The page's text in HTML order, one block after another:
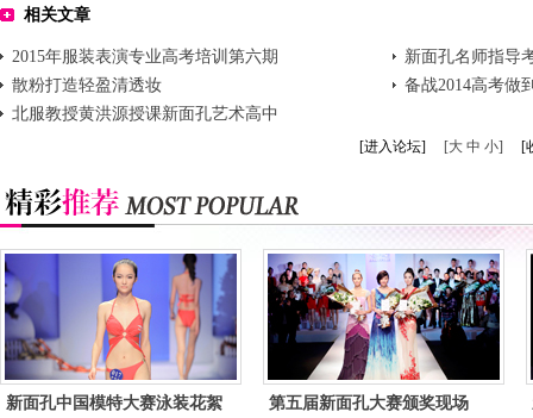
相关文章
2015年服装表演专业高考培训第六期
新面孔名师指导
散粉打造轻盈清透妆
备战2014高考做
北服教授黄洪源授课新面孔艺术高中
[进入论坛] [大 中 小] [
新面孔中国模特大赛泳装花絮 第五届新面孔大赛颁奖现场